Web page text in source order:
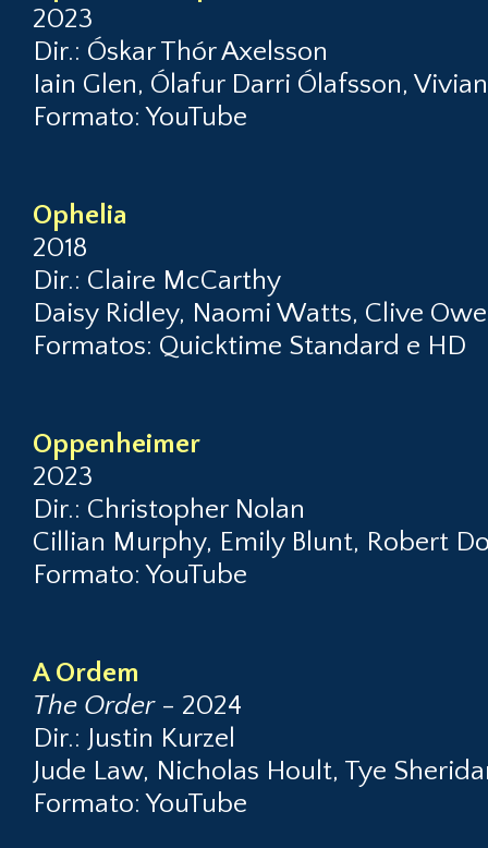
2023
Dir.: Óskar Thór Axelsson
Iain Glen, Ólafur Darri Ólafsson,
Formato: YouTube
Ophelia
2018
Dir.: Claire McCarthy
Daisy Ridley, Naomi Watts, Clive
Formatos: Quicktime Standard e HD
Oppenheimer
2023
Dir.: Christopher Nolan
Cillian Murphy, Emily Blunt, Robert
Formato: YouTube
A Ordem
The Order- 2024
Dir.: Justin Kurzel
Jude Law, Nicholas Hoult, Tye
Formato: YouTube